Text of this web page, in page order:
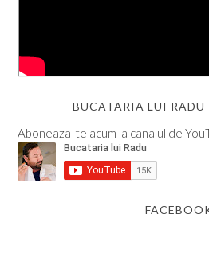
BUCATARIA LUI RADU
Aboneaza-te acum la canalul de